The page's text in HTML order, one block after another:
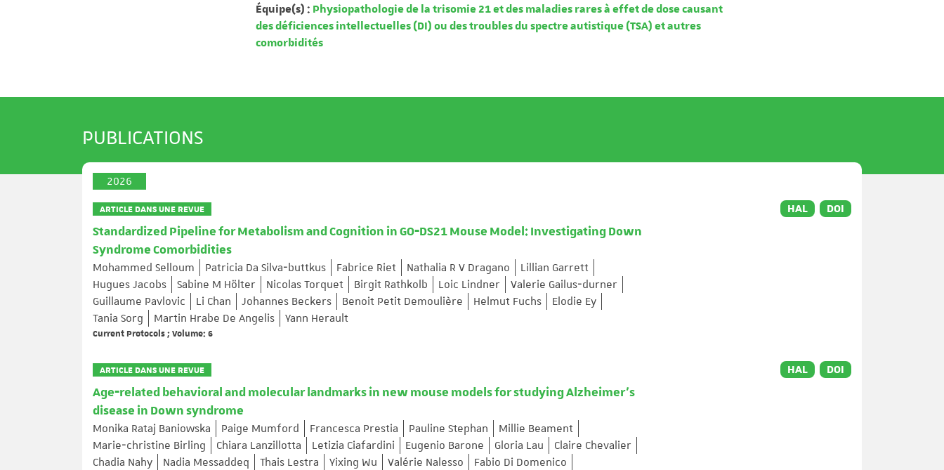
Équipe(s) : Physiopathologie de la trisomie 21 et des maladies rares à effet de dose causant
des déficiences intellectuelles (DI) ou des troubles du spectre autistique (TSA) et autres
comorbidités
PUBLICATIONS
2026
ARTICLE DANS UNE REVUE
Standardized Pipeline for Metabolism and Cognition in GO‐DS21 Mouse Model: Investigating Down
Syndrome Comorbidities
Mohammed Selloum Patricia Da Silva‐buttkus Fabrice Riet Nathalia R V Dragano
Lillian Garrett
Hugues Jacobs
Sabine M Hölter Nicolas Torquet Birgit Rathkolb Loic Lindner
Valerie Gailus‐durner
Guillaume Pavlovic
Li Chan Johannes Beckers Benoit Petit Demoulière Helmut Fuchs
Elodie Ey
Tania Sorg
Martin Hrabe De Angelis Yann Herault
Current Protocols ; Volume: 6
HAL DOI
ARTICLE DANS UNE REVUE
Age‐related behavioral and molecular landmarks in new mouse models for studying Alzheimer's
disease in Down syndrome
Monika Rataj Baniowska Paige Mumford Francesca Prestia Pauline Stephan
Millie Beament
Marie‐christine Birling
Chiara Lanzillotta Letizia Ciafardini Eugenio Barone Gloria Lau
Claire Chevalier
Chadia Nahy
Nadia Messaddeq Thais Lestra Yixing Wu Valérie Nalesso
Fabio Di Domenico
HAL DOI